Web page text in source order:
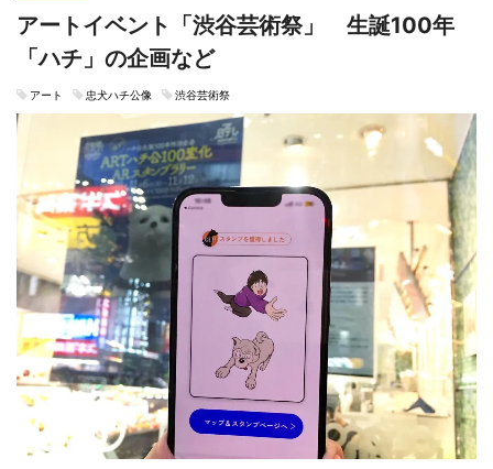
アートイベント「渋谷芸術祭」 生誕100年
「ハチ」の企画など
アート 忠犬ハチ公像 渋谷芸術祭